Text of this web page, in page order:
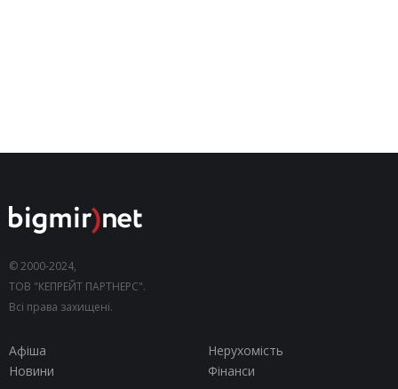
© 2000-2024,
ТОВ "КЕПРЕЙТ ПАРТНЕРС".
Всі права захищені.
Афіша
Нерухомість
Новини
Фінанси